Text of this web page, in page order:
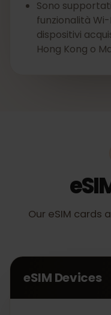
Sono
funzionalità
dispositivi
Hong Kong o
Our eSIM cards
eSIM Devices